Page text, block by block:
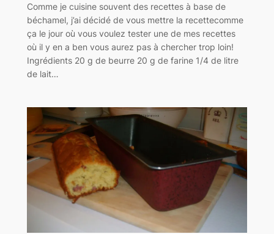
Comme je cuisine souvent des recettes à base de
béchamel, j’ai décidé de vous mettre la recettecomme
ça le jour où vous voulez tester une de mes recettes
où il y en a ben vous aurez pas à chercher trop loin!
Ingrédients 20 g de beurre 20 g de farine 1/4 de litre
de lait…